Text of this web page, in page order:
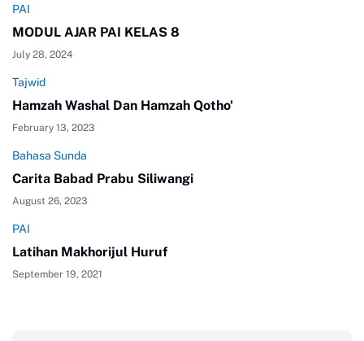
PAI
MODUL AJAR PAI KELAS 8
July 28, 2024
Tajwid
Hamzah Washal Dan Hamzah Qotho'
February 13, 2023
Bahasa Sunda
Carita Babad Prabu Siliwangi
August 26, 2023
PAI
Latihan Makhorijul Huruf
September 19, 2021